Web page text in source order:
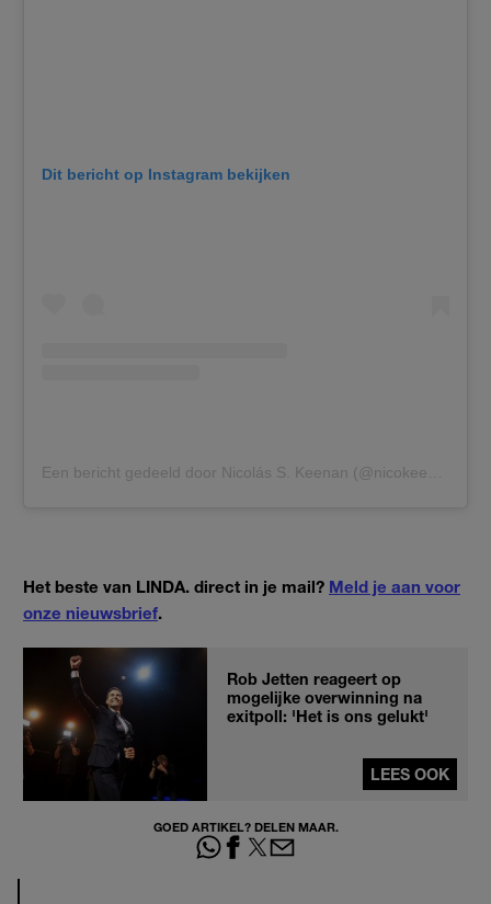
Dit bericht op Instagram bekijken
Het beste van LINDA. direct in je mail? Meld je aan voor
onze nieuwsbrief.
Rob Jetten reageert op
mogelijke overwinning na
exitpoll: 'Het is ons gelukt'
LEES OOK
GOED ARTIKEL? DELEN MAAR.